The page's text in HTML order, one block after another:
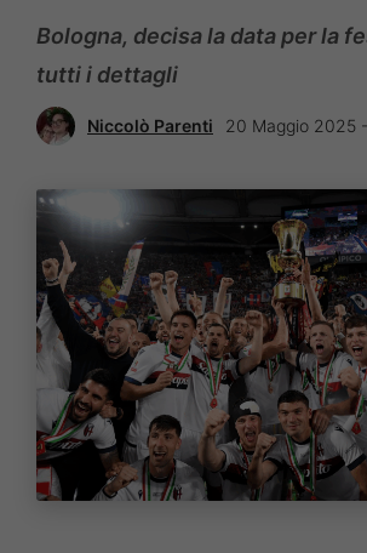
Bologna, decisa la data per la
tutti i dettagli
Niccolò Parenti 20 Maggio 2025